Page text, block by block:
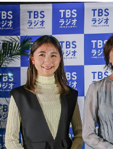
お知らせ
イベント・グッズ
YouTube
会社情報